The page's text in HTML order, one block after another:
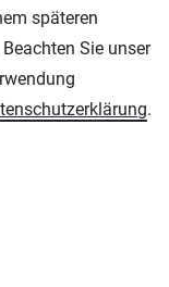
- Bringen Sie Farbe ins
späteren
Sie unser
.